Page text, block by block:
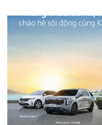
phụ tùng tại thị trường Việt